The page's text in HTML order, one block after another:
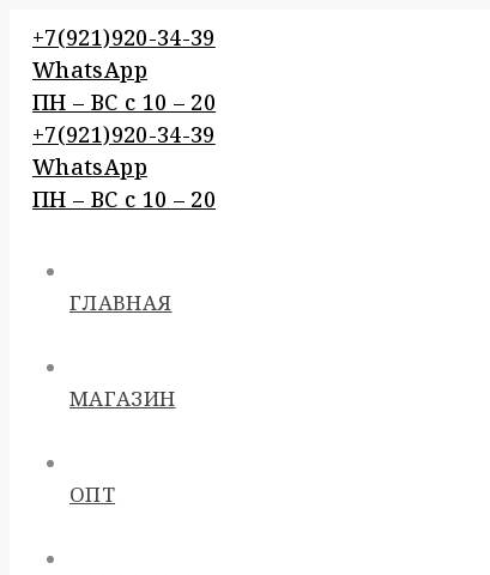
Перейти
контенту
+7(921)920-34-39
WhatsApp
ПН – BC c 10 – 20
+7(921)920-34-39
WhatsApp
ПН – BC c 10 – 20
ГЛАВНАЯ
МАГАЗИН
ОПТ